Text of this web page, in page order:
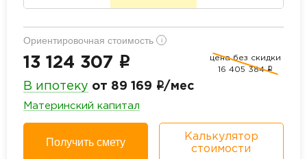
Ориентировочная стоимость i
13 124 307 i
цена без скидки
16 405 384 i
В ипотеку от 89 169 i/мес
Материнский капитал
Получить смету
Калькулятор
стоимости